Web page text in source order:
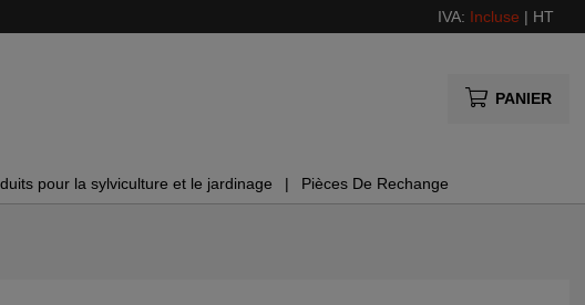
IVA: Incluse | HT
PANIER
pour la sylviculture et le jardinage Pièces De Rechange